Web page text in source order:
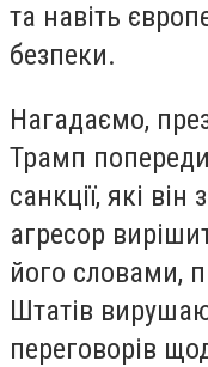
та навіть
безпеки.
Нагадаємо,
Трамп
санкції, які
агресор
його словами,
Штатів
переговорів